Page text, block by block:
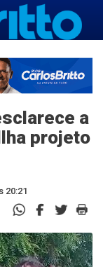
a
projeto
20:21